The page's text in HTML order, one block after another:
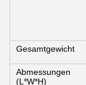
Gesamtgewicht
Abmessungen
(L*W*H)